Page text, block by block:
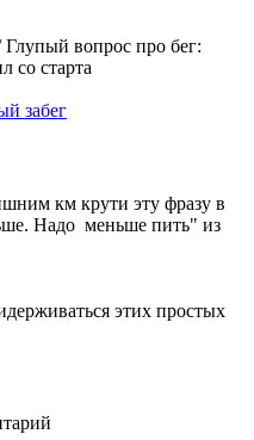
Глупый вопрос про бег:
со старта
забег
км крути эту фразу в
Надо меньше пить" из
этих простых